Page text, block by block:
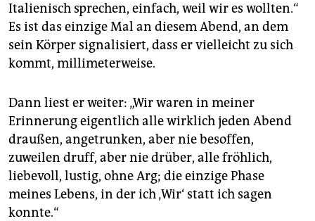
Italienisch sprechen, einfach, weil wir es wollten.“
Es ist das einzige Mal an diesem Abend, an dem
sein Körper signalisiert, dass er vielleicht zu sich
kommt, millimeterweise.
Dann liest er weiter: „Wir waren in meiner
Erinnerung eigentlich alle wirklich jeden Abend
draußen, angetrunken, aber nie besoffen,
zuweilen druff, aber nie drüber, alle fröhlich,
liebevoll, lustig, ohne Arg; die einzige Phase
meines Lebens, in der ich ‚Wir‘ statt ich sagen
konnte.“